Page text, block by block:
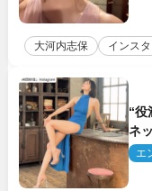
大河内志保 インス
“役
ネ
エ